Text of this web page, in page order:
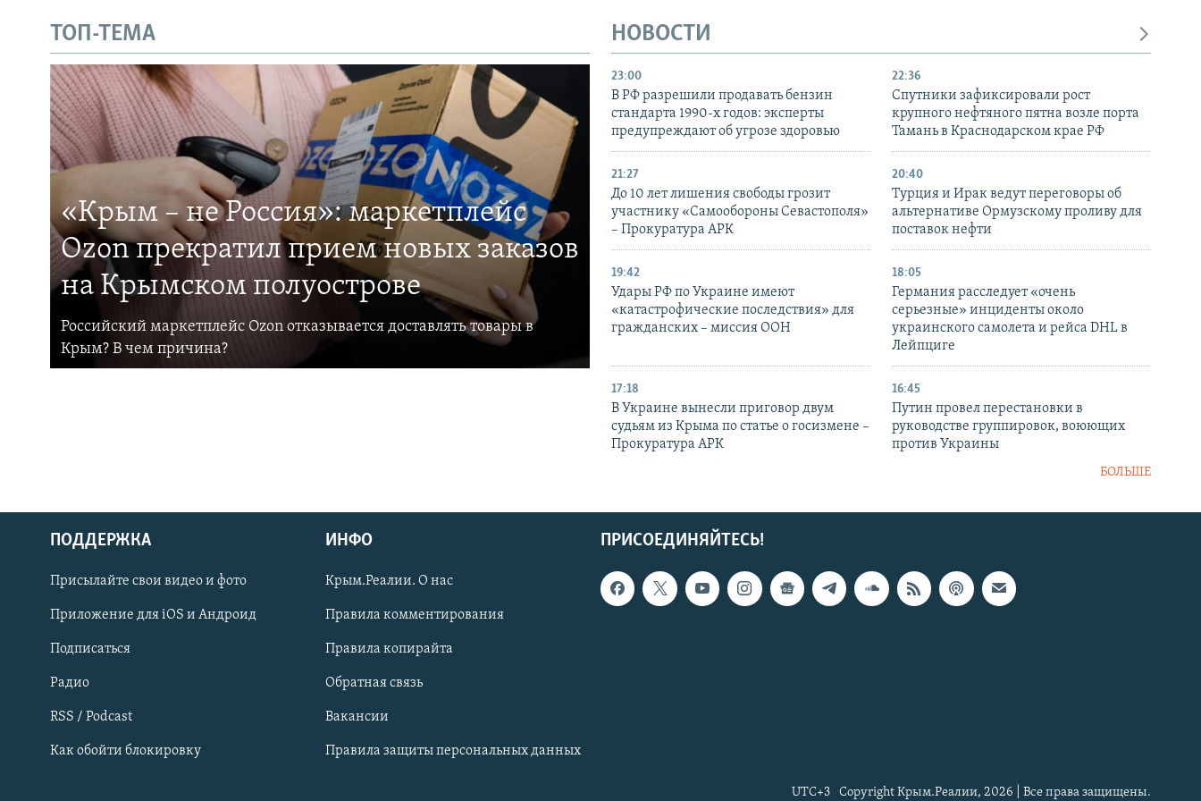
Українською
Qırımtatar
ПРИСОЕДИНЯЙТЕСЬ!
ТОП-ТЕМА
«Крым – не Россия»: маркетплейс
Ozon прекратил прием новых заказов
на Крымском полуострове
Российский маркетплейс Ozon отказывается доставлять товары в
Крым? В чем причина?
НОВОСТИ
23:00
В РФ разрешили продавать бензин
стандарта 1990-х годов: эксперты
предупреждают об угрозе здоровью
22:36
Спутники зафиксировали рост
крупного нефтяного пятна возле порта
Тамань в Краснодарском крае РФ
21:27
До 10 лет лишения свободы грозит
участнику «Самообороны Севастополя»
– Прокуратура АРК
20:40
Турция и Ирак ведут переговоры об
альтернативе Ормузскому проливу для
поставок нефти
19:42
Удары РФ по Украине имеют
«катастрофические последствия» для
гражданских – миссия ООН
18:05
Германия расследует «очень
серьезные» инциденты около
украинского самолета и рейса DHL в
Лейпциге
17:18
В Украине вынесли приговор двум
судьям из Крыма по статье о госизмене –
Прокуратура АРК
16:45
Путин провел перестановки в
руководстве группировок, воюющих
против Украины
БОЛЬШЕ
ПРИСОЕДИНЯЙТЕСЬ!
ПОДДЕРЖКА
Присылайте свои видео и фото
Приложение для iOS и Андроид
Подписаться
Радио
RSS / Podcast
Как обойти блокировку
ИНФО
Крым.Реалии. О нас
Правила комментирования
Правила копирайта
Обратная связь
Вакансии
Правила защиты персональных данных
Copyright Крым.Реалии, 2026 | Все права защищены.
UTC+3